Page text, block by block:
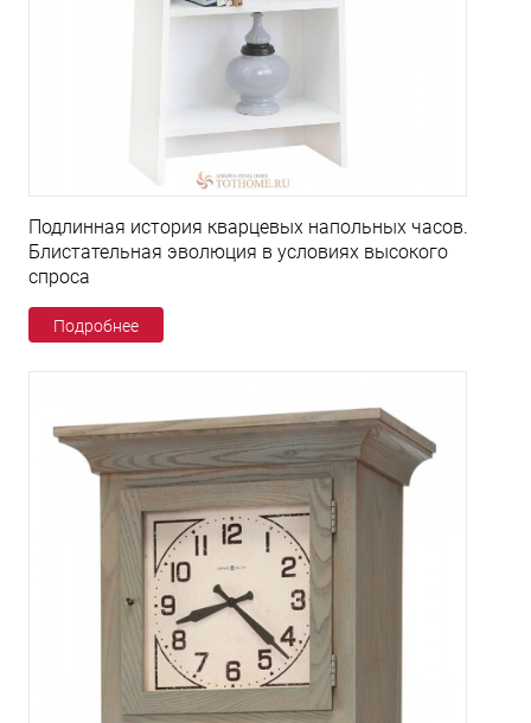
Подлинная история кварцевых напольных часов.
Блистательная эволюция в условиях высокого
спроса
Подробнее